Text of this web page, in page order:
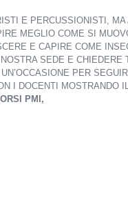
E PERCUSSIONISTI, MA
MEGLIO COME SI
E CAPIRE COME
SEDE E CHIEDERE
PER
I DOCENTI MOSTRANDO
PMI,